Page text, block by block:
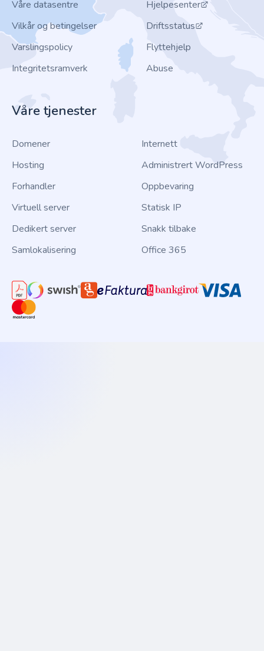
Våre datasentre
Vilkår og betingelser
Varslingspolicy
Integritetsramverk
Hjelpesenter
Driftsstatus
Flyttehjelp
Abuse
Våre tjenester
Domener
Hosting
Forhandler
Virtuell server
Dedikert server
Samlokalisering
Internett
Administrert WordPress
Oppbevaring
Statisk IP
Snakk tilbake
Office 365